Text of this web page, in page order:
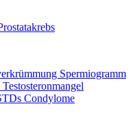
Spermiogramm
Testosteronmangel
Condylome